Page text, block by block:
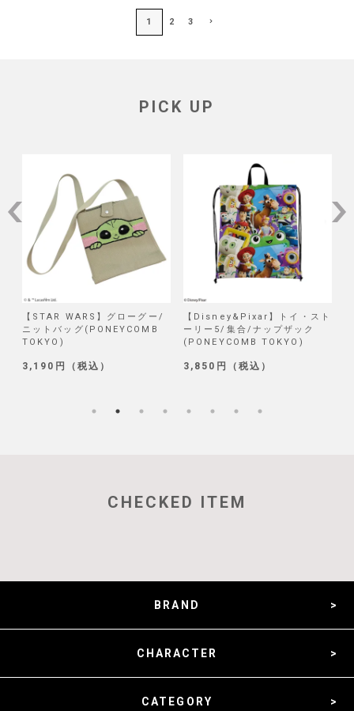
1 2 3
PICK UP
ーグー/
【Disney&Pixar】トイ・スト
ーリー5/集合/ナップザック
(PONEYCOMB TOKYO)
3,850円（税込）
【Disney】リロ＆スティ
試作品/ブラインド巾着 第
(PONEYCOMB TOKYO)
1,320円（税込）
CHECKED ITEM
BRAND
CHARACTER
CATEGORY